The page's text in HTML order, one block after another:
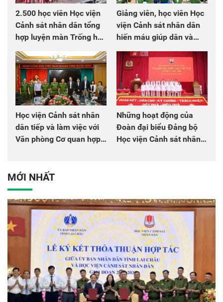
2.500 học viên Học viện
Cảnh sát nhân dân tổng
hợp luyện màn Trống hội
Giảng viên, học viên Học
viện Cảnh sát nhân dân
hiến máu giúp dân và
Học viện Cảnh sát nhân
dân tiếp và làm việc với
Văn phòng Cơ quan hợp
Những hoạt động của
Đoàn đại biểu Đảng bộ
Học viện Cảnh sát nhân
MỚI NHẤT